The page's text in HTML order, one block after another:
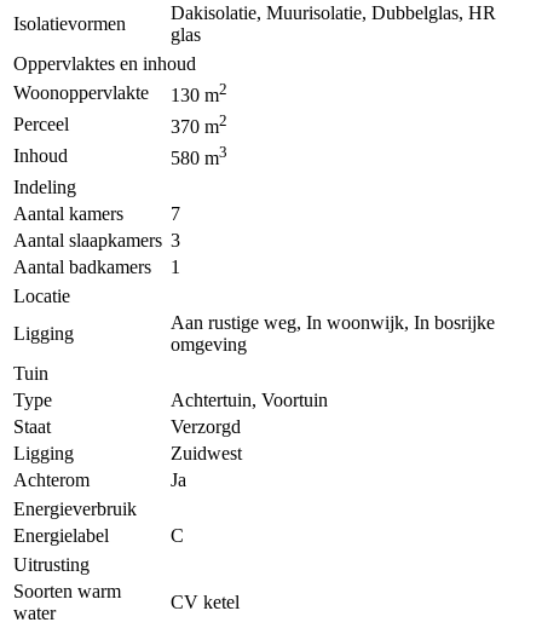
Isolatievormen
Dakisolatie, Muurisolatie, Dubbelglas, HR
glas
Oppervlaktes en inhoud
Woonoppervlakte
130 m2
Perceel 370 m2
Inhoud 580 m3
Indeling
Aantal kamers
7
Aantal slaapkamers 3
Aantal badkamers
1
Locatie
Ligging
Aan rustige weg, In woonwijk, In bosrijke
omgeving
Tuin
Type
Achtertuin, Voortuin
Staat
Verzorgd
Ligging
Zuidwest
Achterom
Ja
Energieverbruik
Energielabel
C
Uitrusting
Soorten warm
water
CV ketel